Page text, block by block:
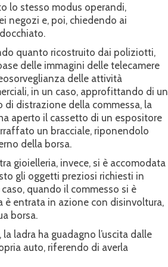
lo stesso modus operandi,
negozi e, poi, chiedendo ai
quanto ricostruito dai poliziotti,
delle immagini delle telecamere
delle attività
in un caso, approfittando di un
di distrazione della commessa, la
aperto il cassetto di un espositore
un bracciale, riponendolo
della borsa.
gioielleria, invece, si è accomodata
gli oggetti preziosi richiesti in
quando il commesso si è
è entrata in azione con disinvoltura,
borsa.
ladra ha guadagno l’uscita dalle
auto, riferendo di averla